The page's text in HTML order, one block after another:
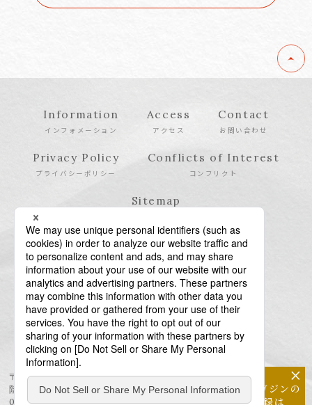
Information
インフォメーション
Access
アクセス
Contact
お問い合わせ
Privacy Policy
プライバシーポリシー
Conflicts of Interest
コンフリクト
Sitemap
〒106-6123 東京都港区六本木6-10-1 六本木ヒルズ森タワー23
階
03-6438-5511（代表） / 03-6438-5611（特許・商標）
×
メールマガジンの
配信登録は